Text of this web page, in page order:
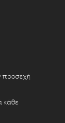
κάθε